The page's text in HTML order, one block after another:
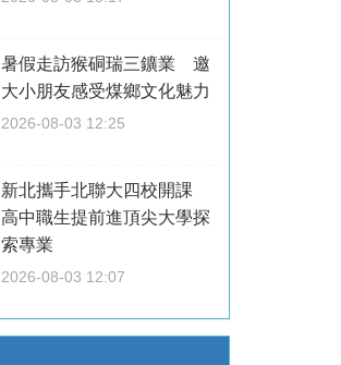
暑假走訪猴硐瑞三鑛業 邀
大小朋友感受煤鄉文化魅力
2026-08-03 12:25
新北攜手北聯大四校開課
高中職生提前進頂尖大學探
索專業
2026-08-03 12:07